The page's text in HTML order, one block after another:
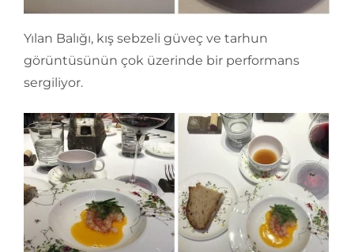
Yılan Balığı, kış sebzeli güveç ve tarhun
görüntüsünün çok üzerinde bir performans
sergiliyor.